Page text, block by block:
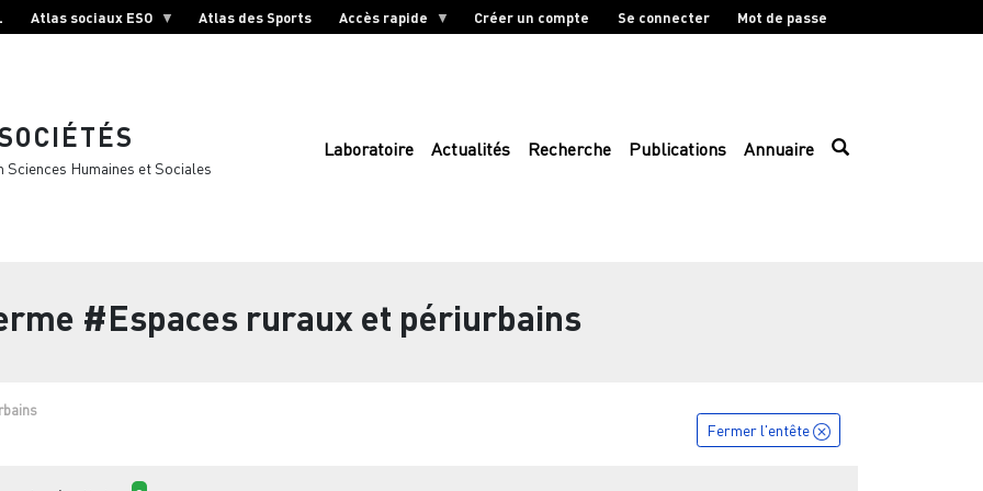
Atlas sociaux ESO Atlas des Sports Accès rapide Créer un compte Se connecter Mot de passe
Humaines et Sociales
Laboratoire Actualités Recherche Publications Annuaire
#Espaces ruraux et périurbains
Fermer l'entête